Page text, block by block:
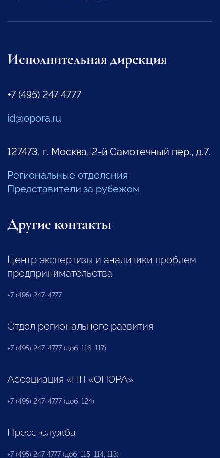
Исполнительная дирекция
+7 (495) 247 4777
id@opora.ru
127473, г. Москва, 2-й Самотечный пер., д.7.
Региональные отделения
Представители за рубежом
Другие контакты
Центр экспертизы и аналитики проблем
предпринимательства
+7 (495) 247-4777
Отдел регионального развития
+7 (495) 247-4777 (доб. 116, 117)
Ассоциация «НП «ОПОРА»
+7 (495) 247-4777 (доб. 124)
Пресс-служба
+7 (495) 247 4777 (доб. 115, 114, 113)